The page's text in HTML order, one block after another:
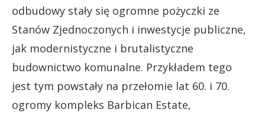
odbudowy stały się ogromne pożyczki ze
Stanów Zjednoczonych i inwestycje publiczne,
jak modernistyczne i brutalistyczne
budownictwo komunalne. Przykładem tego
jest tym powstały na przełomie lat 60. i 70.
ogromy kompleks Barbican Estate,